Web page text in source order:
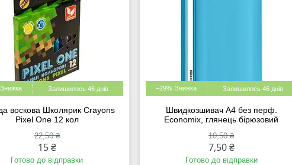
Залишилось 46 днів
воскова Школярик Crayons
Pixel One 12 кол
22,50 ₴
15 ₴
Готово до відправки
–29% Залишилось 46 днів
Швидкозшивач А4 без перф.
Economix, глянець бірюзовий
10,50 ₴
7,50 ₴
Готово до відправки